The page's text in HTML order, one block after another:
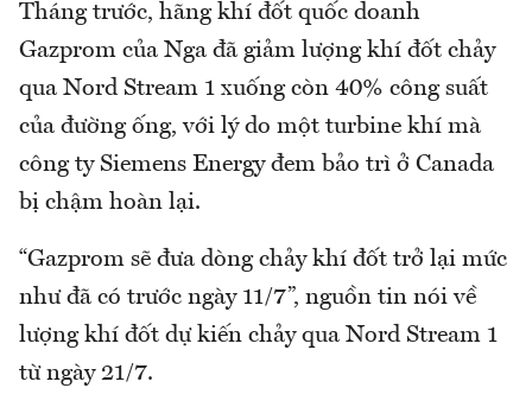
Tháng trước, hãng khí đốt quốc doanh
Gazprom của Nga đã giảm lượng khí đốt chảy
qua Nord Stream 1 xuống còn 40% công suất
của đường ống, với lý do một turbine khí mà
công ty Siemens Energy đem bảo trì ở Canada
bị chậm hoàn lại.
“Gazprom sẽ đưa dòng chảy khí đốt trở lại mức
như đã có trước ngày 11/7”, nguồn tin nói về
lượng khí đốt dự kiến chảy qua Nord Stream 1
từ ngày 21/7.